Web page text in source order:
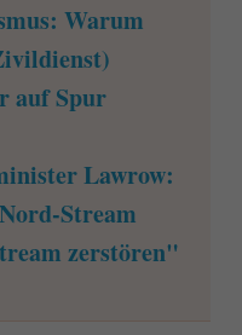
Warum
auf Spur
Lawrow:
Stream
zerstören"